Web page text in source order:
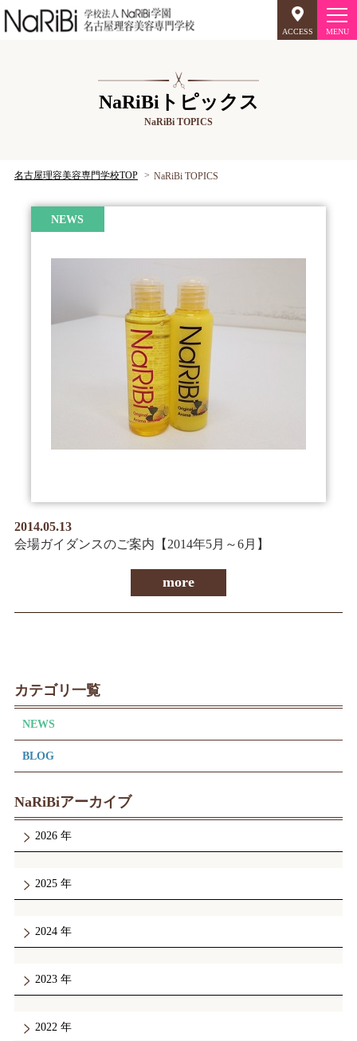
ACCESS
オープンキャンパス
NaRiBiのミリョク
就職について
学生・保護者向け
一般サロン向け
サイトマップ
NaRiBiトピックス
NaRiBi TOPICS
名古屋理容美容専門学校TOP NaRiBi TOPICS
NEWS
2014.05.13
会場ガイダンスのご案内【2014年5月～6月】
more
カテゴリ一覧
NEWS
BLOG
NaRiBiアーカイブ
2026
2025
2024
2023
2022